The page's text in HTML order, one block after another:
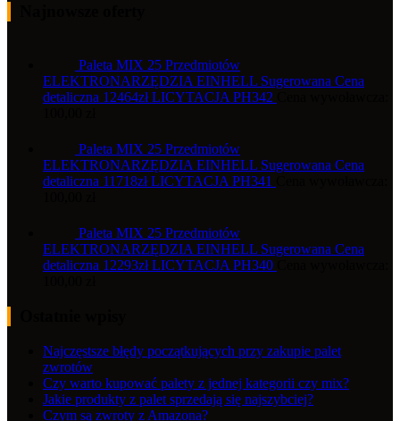
Paleta MIX 25 Przedmiotów
ELEKTRONARZĘDZIA EINHELL Sugerowana Cena
detaliczna 12464zł LICYTACJA PH342
Paleta MIX 25 Przedmiotów
ELEKTRONARZĘDZIA EINHELL Sugerowana Cena
detaliczna 11718zł LICYTACJA PH341
Paleta MIX 25 Przedmiotów
ELEKTRONARZĘDZIA EINHELL Sugerowana Cena
detaliczna 12293zł LICYTACJA PH340
Najczęstsze błędy początkujących przy zakupie palet
zwrotów
Czy warto kupować palety z jednej kategorii czy mix?
Jakie produkty z palet sprzedają się najszybciej?
Czym są zwroty z Amazona?